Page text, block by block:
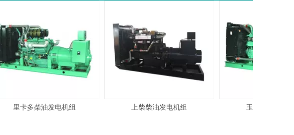
里卡多柴油发电机组 上柴柴油发电机组 玉柴柴油发电机